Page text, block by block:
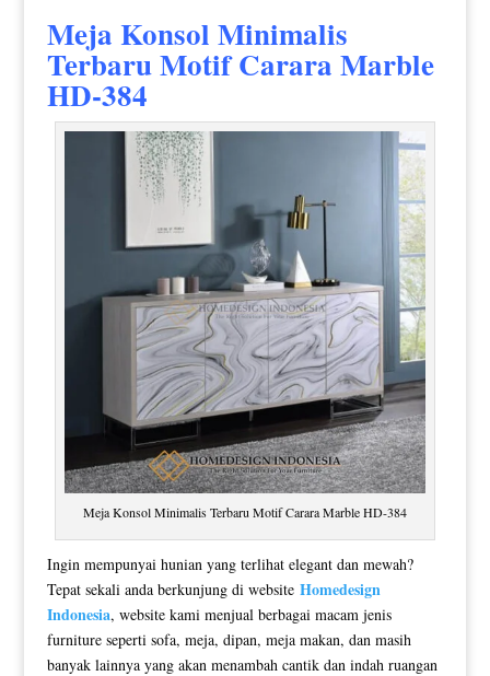
Meja Konsol Minimalis
TerbaruMotif Carara Marble
HD-384
Meja Konsol Minimalis Terbaru Motif Carara Marble HD-384
Ingin mempunyai hunian yang terlihat elegant dan mewah?
Tepat sekali anda berkunjung di website Homedesign
Indonesia, website kami menjual berbagai macam jenis
furniture seperti sofa, meja, dipan, meja makan, dan masih
banyak lainnya yang akan menambah cantik dan indah ruangan